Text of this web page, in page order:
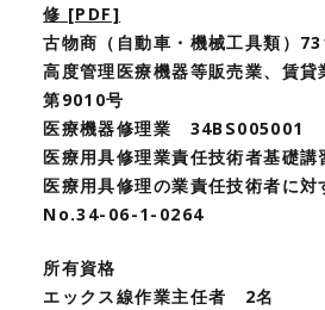
修 [PDF]
古物商（自動車・機械工具類）
高度管理医療機器等販売業、賃
第9010号
医療機器修理業 34BS005001
医療用具修理業責任技術者基礎
医療用具修理の業責任技術者に対
No.34-06-1-0264
所有資格
エックス線作業主任者 2名